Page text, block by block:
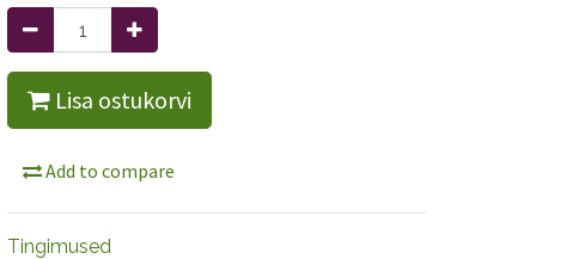
Lisa ostukorvi
Add to compare
Tingimused